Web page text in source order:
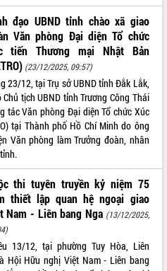
đạo UBND tỉnh chào xã giao
Văn phòng Đại diện Tổ chức
tiến Thương mại Nhật Bản
(23/12/2025, 09:57)
23/12, tại Trụ sở UBND tỉnh Đắk Lắk,
Chủ tịch UBND tỉnh Trương Công Thái
tác Văn phòng Đại diện Tổ chức Xúc
tại Thành phố Hồ Chí Minh do ông
Văn phòng làm Trưởng đoàn, nhân
thi tuyên truyền kỷ niệm 75
thiết lập quan hệ ngoại giao
Nam - Liên bang Nga (13/12/2025,
13/12, tại phường Tuy Hòa, Liên
Hội Hữu nghị Việt Nam - Liên bang